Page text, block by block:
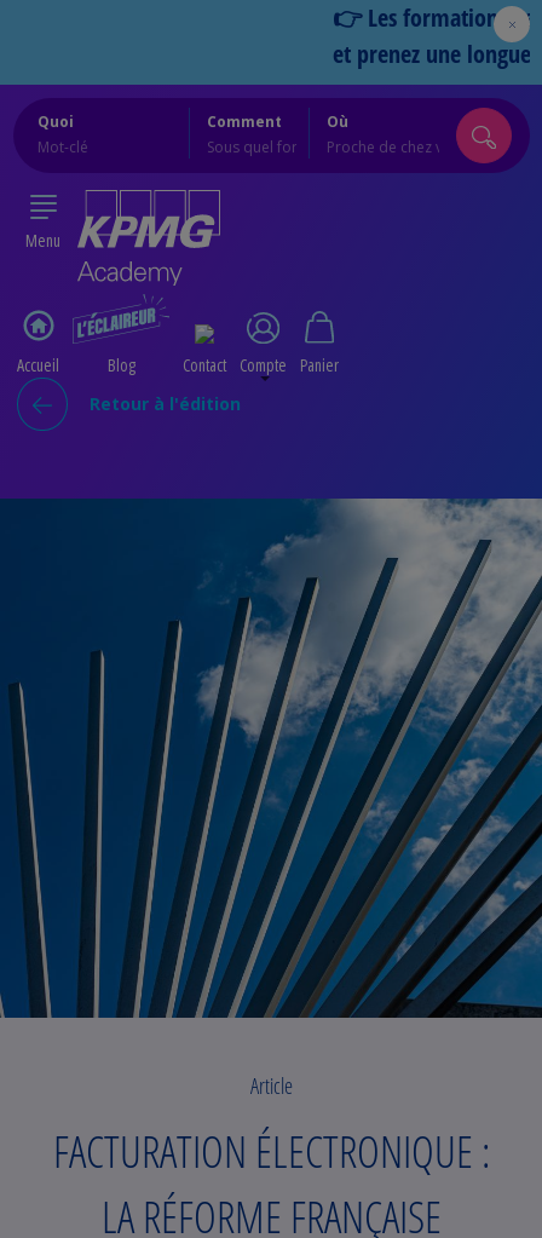
👉 Les formations
et prenez une longueur
Quoi Comment Où
Menu
Accueil Blog Contact Compte
Panier
Retour à l'édition
Article
FACTURATION ÉLECTRONIQUE :
LA RÉFORME FRANÇAISE